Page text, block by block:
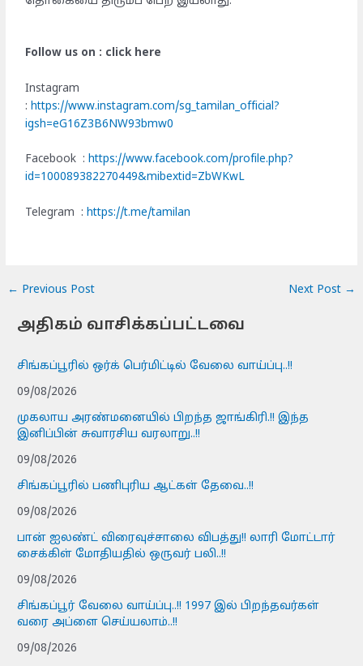
Follow us on : click here
Instagram
:https://www.instagram.com/sg_tamilan_official?
igsh=eG16Z3B6NW93bmw0
Facebook :https://www.facebook.com/profile.php?
id=100089382270449&mibextid=ZbWKwL
Telegram :https://t.me/tamilan
← Previous Post Next Post →
அதிகம் வாசிக்கப்பட்டவை
சிங்கப்பூரில் ஒர்க் பெர்மிட்டில் வேலை வாய்ப்பு..!!
09/08/2026
முகலாய அரண்மனையில் பிறந்த ஜாங்கிரி.!! இந்த
இனிப்பின் சுவாரசிய வரலாறு..!!
09/08/2026
சிங்கப்பூரில் பணிபுரிய ஆட்கள் தேவை..!!
09/08/2026
பான் ஐலண்ட் விரைவுச்சாலை விபத்து!! லாரி மோட்டார்
சைக்கிள் மோதியதில் ஒருவர் பலி..!!
09/08/2026
சிங்கப்பூர் வேலை வாய்ப்பு..!! 1997 இல் பிறந்தவர்கள்
வரை அப்ளை செய்யலாம்..!!
09/08/2026